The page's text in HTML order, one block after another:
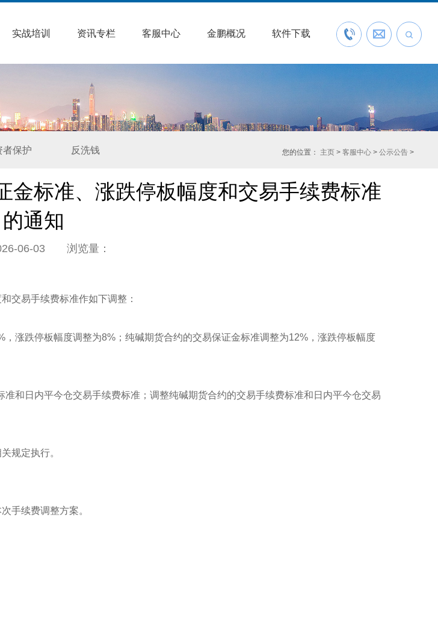
联系我们预约开户
实战培训 资讯专栏 客服中心 金鹏概况 软件下载
者保护 反洗钱 您的位置： 主页 >客服中心 >公示公告 >
金标准、涨跌停板幅度和交易手续费标准
的通知
06-03 浏览量：
交易手续费标准作如下调整：
涨跌停板幅度调整为8%；纯碱期货合约的交易保证金标准调整为12%，涨跌停板幅度
和日内平今仓交易手续费标准；调整纯碱期货合约的交易手续费标准和日内平今仓交易
规定执行。
手续费调整方案。